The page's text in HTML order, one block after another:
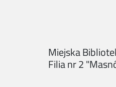
Miejska
Filia nr 2